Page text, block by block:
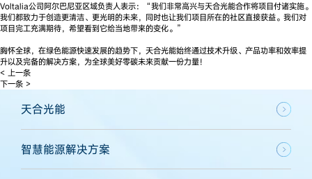
Voltalia公司阿尔巴尼亚区域负责人表示：“我们非常高兴与天合光能合作将项目付诸实施。
我们都致力于创造更清洁、更光明的未来，同时也让我们项目所在的社区直接获益。我们对
项目完工充满期待，希望看到它给当地带来的变化。”
胸怀全球，在绿色能源快速发展的趋势下，天合光能始终通过技术升级、产品功率和效率提
升以及完备的解决方案，为全球美好零碳未来贡献一份力量！
< 上一条
下一条 >
天合光能
智慧能源解决方案